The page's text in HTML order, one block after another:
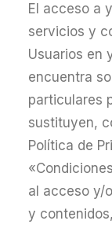
El acceso a
servicios y
Usuarios en
encuentra
particulares
sustituyen,
Política de
al acceso y/
y